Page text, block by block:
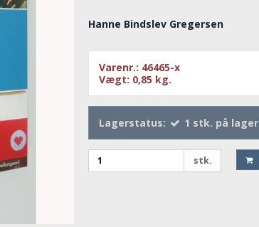
Hanne Bindslev Gregersen
Varenr.: 46465-x
Vægt: 0,85 kg.
Lagerstatus: 1 stk. på lager
stk.